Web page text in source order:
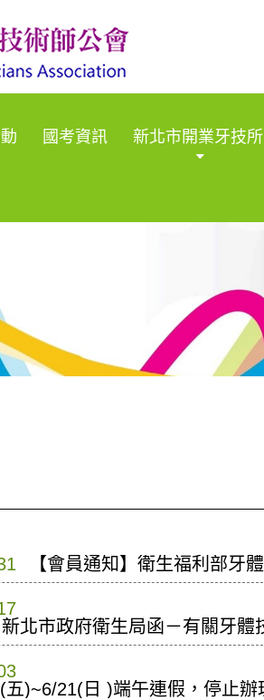
國考資訊 新北市開業牙技所
【會員通知】衛生福利部牙
新北市政府衛生局函－有關牙
五)~6/21(日 )端午連假，停止辦